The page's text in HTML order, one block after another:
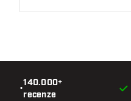
•
140.000+
recenze